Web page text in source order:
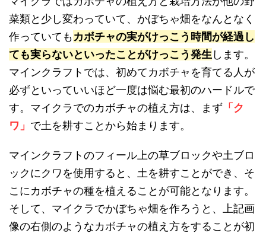
菜類と少し変わっていて、かぼちゃ畑をなんとなく
作っていてもカボチャの実がけっこう時間が経過し
ても実らないといったことがけっこう発生 します。
マインクラフトでは、初めてカボチャを育てる人が
必ずといっていいほど一度は悩む最初のハードルで
す。マイクラでのカボチャの植え方は、まず 「ク
ワ」 で土を耕すことから始まります。
マインクラフトのフィール上の草ブロックや土ブロ
ックにクワを使用すると、土を耕すことができ、そ
こにカボチャの種を植えることが可能となります。
そして、マイクラでかぼちゃ畑を作ろうと、上記画
像の右側のようなカボチャの植え方をすることが初